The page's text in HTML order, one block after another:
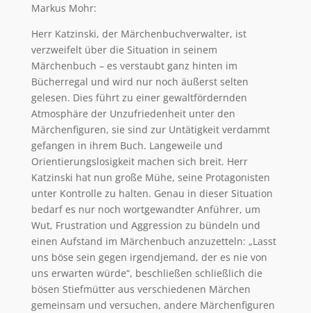
Markus Mohr:
Herr Katzinski, der Märchenbuchverwalter, ist
verzweifelt über die Situation in seinem
Märchenbuch – es verstaubt ganz hinten im
Bücherregal und wird nur noch äußerst selten
gelesen. Dies führt zu einer gewaltfördernden
Atmosphäre der Unzufriedenheit unter den
Märchenfiguren, sie sind zur Untätigkeit verdammt
gefangen in ihrem Buch. Langeweile und
Orientierungslosigkeit machen sich breit. Herr
Katzinski hat nun große Mühe, seine Protagonisten
unter Kontrolle zu halten. Genau in dieser Situation
bedarf es nur noch wortgewandter Anführer, um
Wut, Frustration und Aggression zu bündeln und
einen Aufstand im Märchenbuch anzuzetteln: „Lasst
uns böse sein gegen irgendjemand, der es nie von
uns erwarten würde“, beschließen schließlich die
bösen Stiefmütter aus verschiedenen Märchen
gemeinsam und versuchen, andere Märchenfiguren